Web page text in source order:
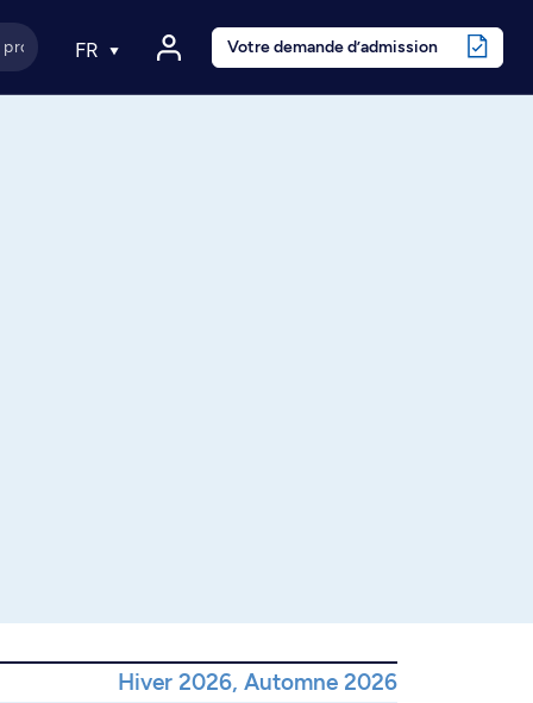
FR Votre demande d’admission
Hiver 2026, Automne 2026